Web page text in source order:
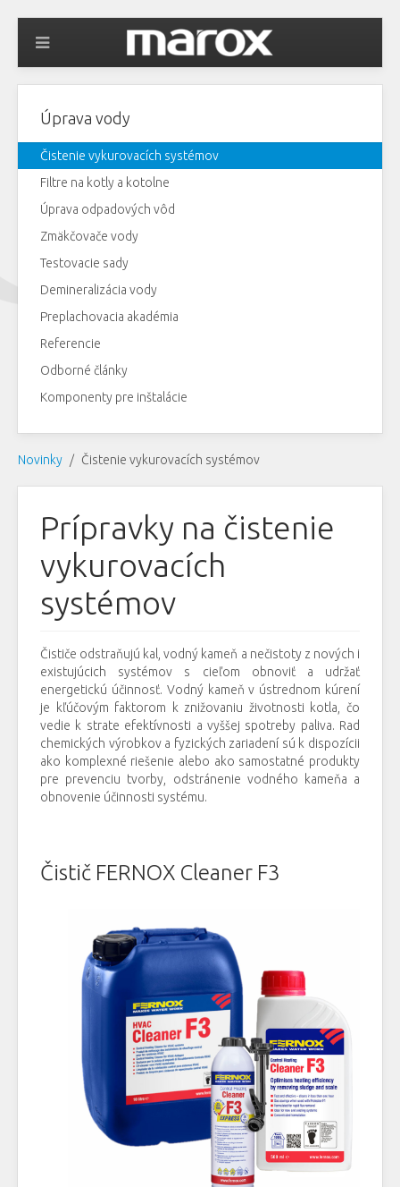
Úprava vody
Čistenie vykurovacích systémov
Filtre na kotly a kotolne
Úprava odpadových vôd
Zmäkčovače vody
Testovacie sady
Demineralizácia vody
Preplachovacia akadémia
Referencie
Odborné články
Komponenty pre inštalácie
Novinky Čistenie vykurovacích systémov
Prípravky na čistenie
vykurovacích
systémov
Čističe odstraňujú kal, vodný kameň a nečistoty z nových i
existujúcich systémov s cieľom obnoviť a udržať
energetickú účinnosť. Vodný kameň v ústrednom kúrení
je kľúčovým faktorom k znižovaniu životnosti kotla, čo
vedie k strate efektívnosti a vyššej spotreby paliva. Rad
chemických výrobkov a fyzických zariadení sú k dispozícii
ako komplexné riešenie alebo ako samostatné produkty
pre prevenciu tvorby, odstránenie vodného kameňa a
obnovenie účinnosti systému.
Čistič FERNOX Cleaner F3